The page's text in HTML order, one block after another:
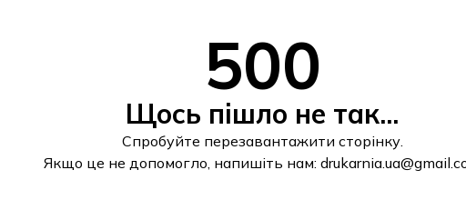
500
Щось пішло не так...
Спробуйте перезавантажити сторінку.
Якщо це не допомогло, напишіть нам: